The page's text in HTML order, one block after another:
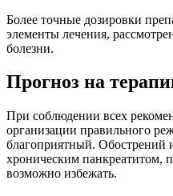
Более точные дозировки
элементы лечения,
болезни.
Прогноз на
При соблюдении всех
организации правильного
благоприятный. Обострений
хроническим панкреатитом,
возможно избежать.